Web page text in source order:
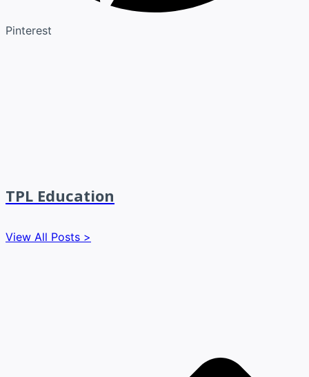
Pinterest
TPL Education
View All Posts >